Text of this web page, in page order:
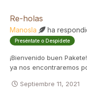
Re-holas
Manosla ha
Preséntate o Despídete
¡Bienvenido buen
ya nos encontraremos
Septiembre 11, 2021